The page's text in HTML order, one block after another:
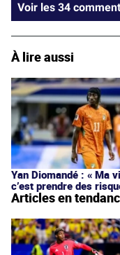
Voir les 34
À lire aussi
Yan Diomandé : « Ma
c’est prendre des
Articles en